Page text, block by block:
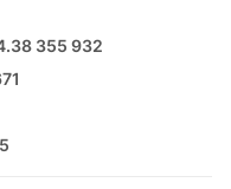
355 932